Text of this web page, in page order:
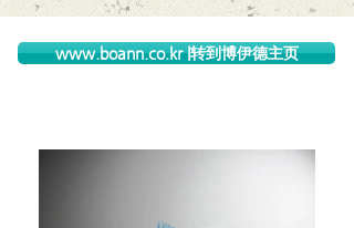
www.boann.co.kr |转到博伊德主页